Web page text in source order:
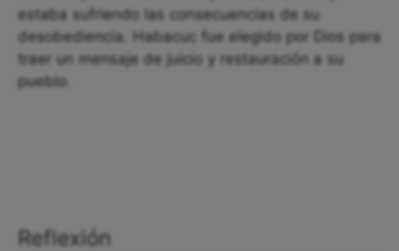
estaba sufriendo las consecuencias de su
desobediencia. Habacuc fue elegido por Dios para
traer un mensaje de juicio y restauración a su
pueblo.
Reflexión